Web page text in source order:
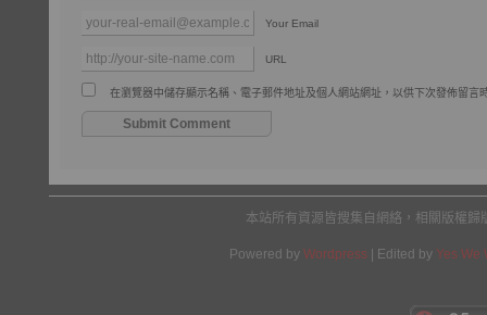
Your Email
URL
在瀏覽器中儲存顯示名稱、電子郵件地址及個人網站網址，以供下次發佈留言
本站所有資源皆搜集自網絡，相關版權
Powered by Wordpress | Edited by Yes We